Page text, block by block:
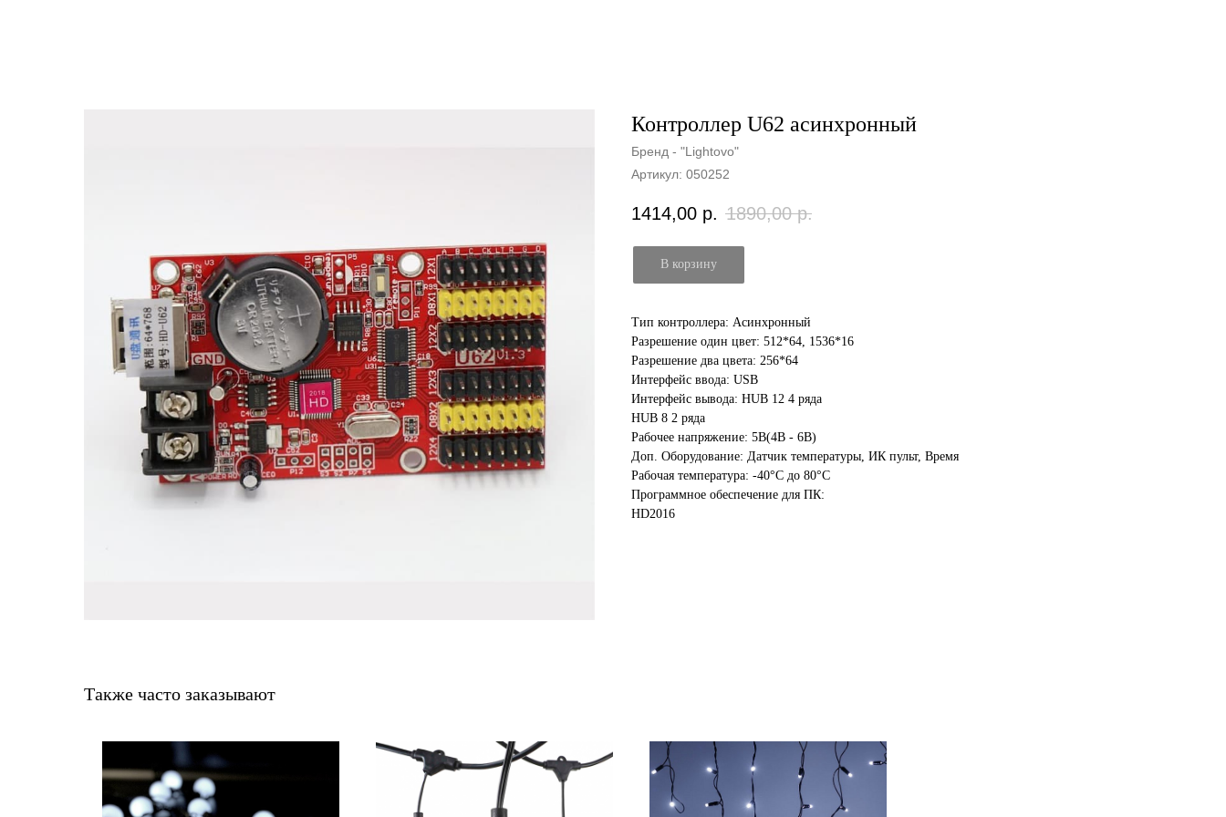
Контроллер U62 асинхронный
Бренд - "Lightovo"
Артикул: 050252
1414,00 р. 1890,00 р.
В корзину
Тип контроллера: Асинхронный
Разрешение один цвет: 512*64, 1536*16
Разрешение два цвета: 256*64
Интерфейс ввода: USB
Интерфейс вывода: HUB 12 4 ряда
HUB 8 2 ряда
Рабочее напряжение: 5В(4В - 6В)
Доп. Оборудование: Датчик температуры, ИК пульт, Время
Рабочая температура: -40°C до 80°C
Программное обеспечение для ПК:
HD2016
Также часто заказывают